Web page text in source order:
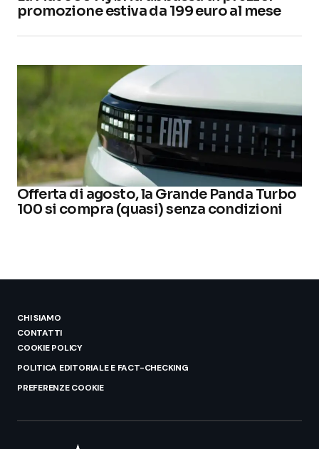
promozione estiva da 199 euro al mese
Offerta di agosto, la Grande Panda Turbo
100 si compra (quasi) senza condizioni
CHI SIAMO
CONTATTI
COOKIE POLICY
POLITICA EDITORIALE E FACT-CHECKING
PREFERENZE COOKIE